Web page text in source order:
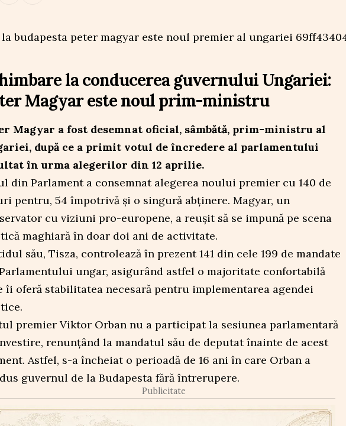
la conducerea guvernului Ungariei:
Magyar este noul prim-ministru
Magyar a fost desemnat oficial, sâmbătă, prim-ministru al
după ce a primit votul de încredere al parlamentului
în urma alegerilor din 12 aprilie.
din Parlament a consemnat alegerea noului premier cu 140 de
pentru, 54 împotrivă și o singură abținere. Magyar, un
cu viziuni pro-europene, a reușit să se impună pe scena
maghiară în doar doi ani de activitate.
său, Tisza, controlează în prezent 141 din cele 199 de mandate
ungar, asigurând astfel o majoritate confortabilă
îi oferă stabilitatea necesară pentru implementarea agendei
premier Viktor Orban nu a participat la sesiunea parlamentară
renunțând la mandatul său de deputat înainte de acest
Astfel, s-a încheiat o perioadă de 16 ani în care Orban a
guvernul de la Budapesta fără întrerupere.
Publicitate